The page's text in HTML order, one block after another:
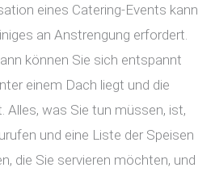
eines Catering-Events kann
an Anstrengung erfordert.
können Sie sich entspannt
einem Dach liegt und die
Alles, was Sie tun müssen, ist,
und eine Liste der Speisen
die Sie servieren möchten, und